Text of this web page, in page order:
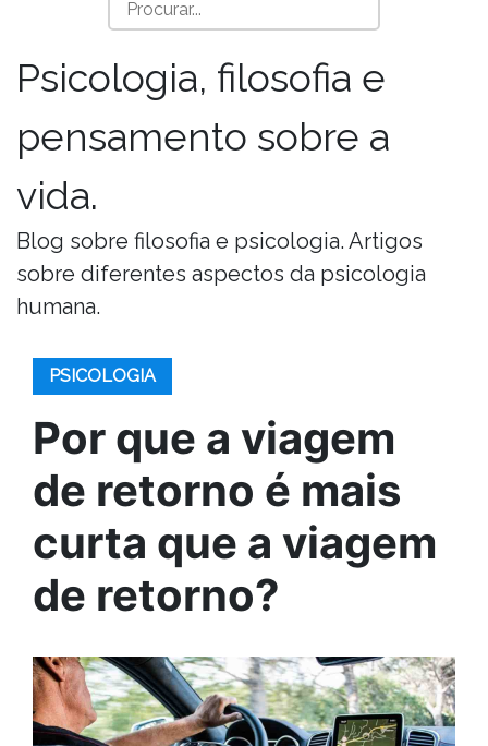
Psicologia, filosofia e
pensamento sobre a
vida.
Blog sobre filosofia e psicologia. Artigos
sobre diferentes aspectos da psicologia
humana.
PSICOLOGIA
Por que a viagem
de retorno é mais
curta que a viagem
de retorno?